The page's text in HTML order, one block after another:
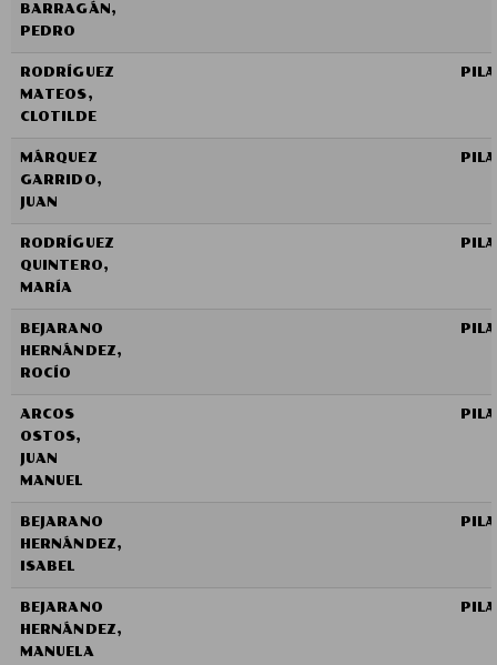
BARRAGÁN,
PEDRO
RODRÍGUEZ
MATEOS,
CLOTILDE
MÁRQUEZ
GARRIDO,
JUAN
RODRÍGUEZ
QUINTERO,
MARÍA
BEJARANO
HERNÁNDEZ,
ROCÍO
ARCOS
OSTOS,
JUAN
MANUEL
BEJARANO
HERNÁNDEZ,
ISABEL
BEJARANO
HERNÁNDEZ,
MANUELA